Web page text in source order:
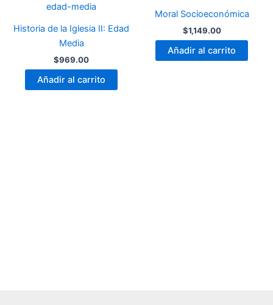
Historia de la Iglesia II: Edad
Media
$969.00
Añadir al carrito
Moral Socioeconómica
$1,149.00
Añadir al carrito